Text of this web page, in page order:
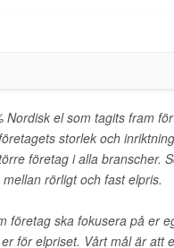
Nordisk el som tagits fram
storlek och
företag i alla branscher.
rörligt och fast elpris.
företag ska fokusera på er
för elpriset. Vårt mål är att